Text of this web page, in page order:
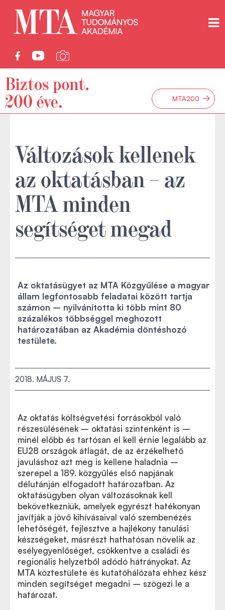
MTA200 →
Változások kellenek
az oktatásban – az
MTA minden
segítséget megad
Az oktatásügyet az MTA Közgyűlése a magyar
állam legfontosabb feladatai között tartja
számon – nyilvánította ki több mint 80
százalékos többséggel meghozott
határozatában az Akadémia döntéshozó
testülete.
2018. MÁJUS 7.
Az oktatás költségvetési forrásokból való
részesülésének – oktatási szintenként is –
minél előbb és tartósan el kell érnie legalább az
EU28 országok átlagát, de az érzékelhető
javuláshoz azt meg is kellene haladnia –
szerepel a 189. közgyűlés első napjának
délutánján elfogadott határozatban. Az
oktatásügyben olyan változásoknak kell
bekövetkezniük, amelyek egyrészt hatékonyan
javítják a jövő kihívásaival való szembenézés
lehetőségét, fejlesztve a hajlékony tanulási
készségeket, másrészt hathatósan növelik az
esélyegyenlőséget, csökkentve a családi és
regionális helyzetből adódó hátrányokat. Az
MTA köztestülete és kutatóhálózata ehhez kész
minden segítséget megadni – szögezi le a
határozat.